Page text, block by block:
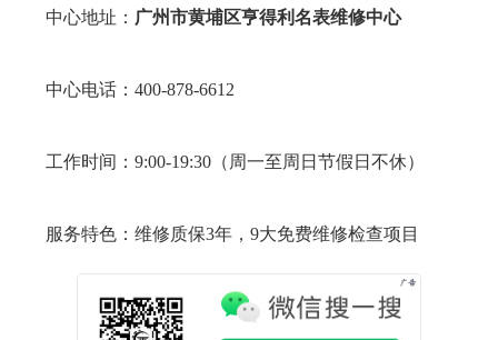
中心地址： 广州市黄埔区亨得利名表维修中心
中心电话：400-878-6612
工作时间：9:00-19:30（周一至周日节假日不休）
服务特色：维修质保3年，9大免费维修检查项目